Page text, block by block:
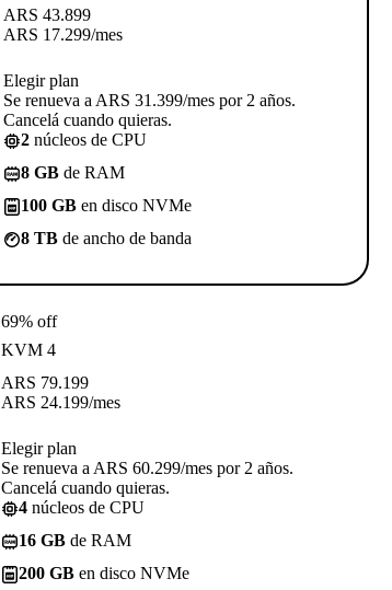
ARS 43.899
ARS 17.299/mes
Elegir plan
Se renueva a ARS 31.399/mes por 2 años.
Cancelá cuando quieras.
2 núcleos de CPU
8 GB de RAM
100 GB en disco NVMe
8 TB de ancho de banda
69% off
KVM 4
ARS 79.199
ARS 24.199/mes
Elegir plan
Se renueva a ARS 60.299/mes por 2 años.
Cancelá cuando quieras.
4 núcleos de CPU
16 GB de RAM
200 GB en disco NVMe